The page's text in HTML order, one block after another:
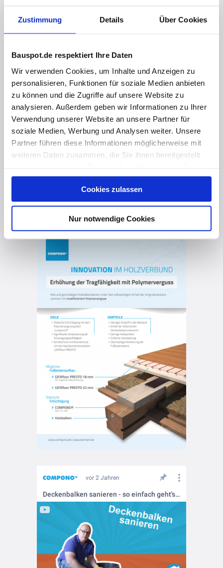
Zustimmung Details Über Cookies
Bauspot.de respektiert Ihre Daten
Wir verwenden Cookies, um Inhalte und Anzeigen zu
personalisieren, Funktionen für soziale Medien anbieten
zu können und die Zugriffe auf unsere Website zu
analysieren. Außerdem geben wir Informationen zu Ihrer
Verwendung unserer Website an unsere Partner für
soziale Medien, Werbung und Analysen weiter. Unsere
Partner führen diese Informationen möglicherweise mit
weiteren Daten zusammen, die Sie ihnen bereitgestellt
gesammelt haben. Hier finden Sie Informationen zum
und unserImpressum.
Cookies zulassen
Nur notwendige Cookies
vor 2 Jahren
Tragfähigkeitserhöhung von Biegeträgern
vor 2 Jahren
Deckenbalken sanieren - so einfach geht's ...